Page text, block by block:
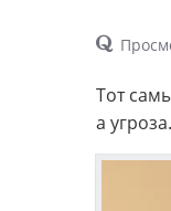
Тот
а угроза.